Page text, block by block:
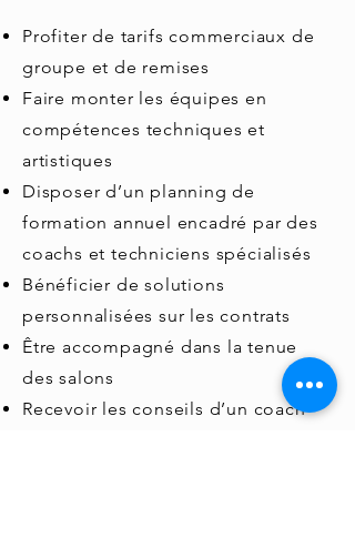
Profiter de tarifs commerciaux de
groupe et de remises
Faire monter les équipes en
compétences techniques et
artistiques
Disposer d’un planning de
formation annuel encadré par des
coachs et techniciens spécialisés
Bénéficier de solutions
personnalisées sur les contrats
Être accompagné dans la tenue
des salons
Recevoir les conseils d’un coach